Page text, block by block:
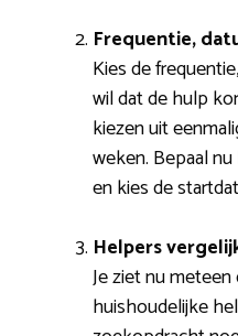
Frequentie,
Kies de
wil dat de hulp
kiezen uit
weken. Bepaal
en kies de
Helpers
Je ziet nu
huishoudelijke